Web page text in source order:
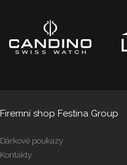
Firemní shop Festina Group
Dárkové poukazy
Kontakty